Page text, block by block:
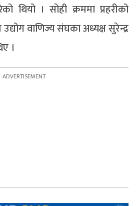
थियो । सोही क्रममा प्रहरीको
वाणिज्य संघका अध्यक्ष सुरेन्द्र
।